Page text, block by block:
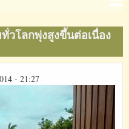
วโลกพุ่งสูงขึ้นต่อเนื่อง
- 21:27